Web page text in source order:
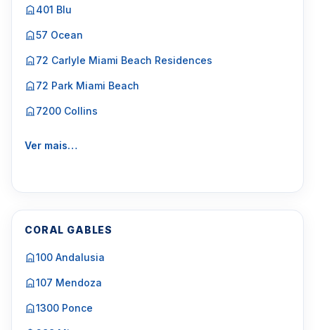
401 Blu
57 Ocean
72 Carlyle Miami Beach Residences
72 Park Miami Beach
7200 Collins
Ver mais…
CORAL GABLES
100 Andalusia
107 Mendoza
1300 Ponce